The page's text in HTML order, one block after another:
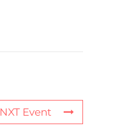
NXT Event